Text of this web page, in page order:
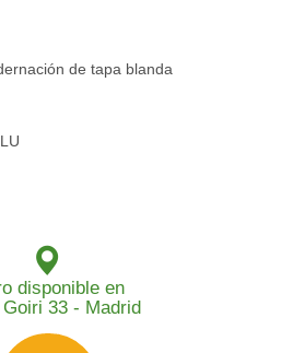
de tapa blanda
disponible en
33 - Madrid